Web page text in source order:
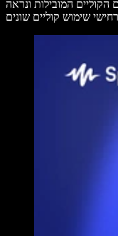
המובילות ונראה